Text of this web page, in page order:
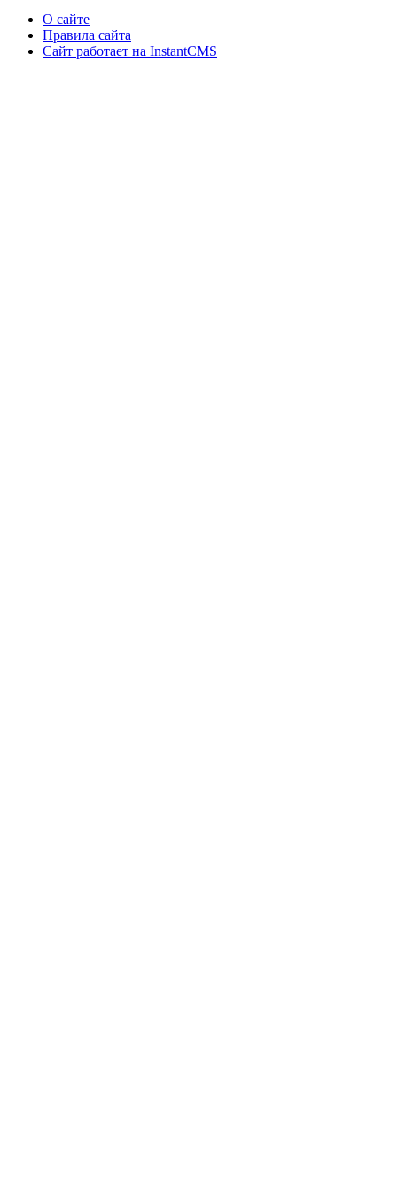
О сайте
Правила сайта
Сайт работает на InstantCMS